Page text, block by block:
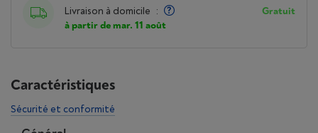
Livraison à domicile :
à partir de mar. 11 août
Gratuit
Caractéristiques
Sécurité et conformité